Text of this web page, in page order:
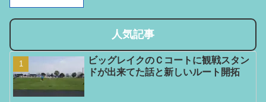
人気記事
ビッグレイクのＣコートに観戦スタン
ドが出来てた話と新しいルート開拓